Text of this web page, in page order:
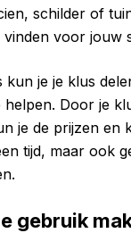
schilder of
vinden voor jouw
kun je je klus
Door je
je de prijzen en
tijd, maar ook
gebruik